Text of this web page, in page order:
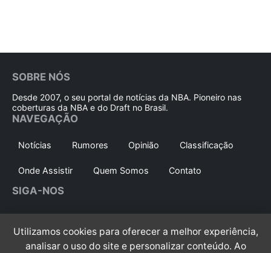
SOBRE NÓS
Desde 2007, o seu portal de notícias da NBA. Pioneiro nas
coberturas da NBA e do Draft no Brasil.
NAVEGAÇÃO
Notícias Rumores Opinião Classificação
Onde Assistir Quem Somos Contato
SIGA-NOS
Youtube X/Twitter Facebook
Utilizamos cookies para oferecer a melhor experiência,
analisar o uso do site e personalizar conteúdo. Ao